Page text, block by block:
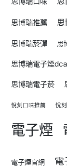
思博瑞推薦 思
思博瑞菸彈 思
思博瑞電子煙
思博瑞電子菸
悅刻口味推薦 悅
電子煙
電子煙官網 電